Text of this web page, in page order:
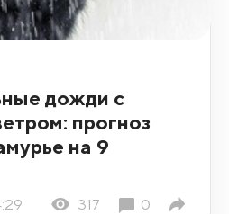
дожди с
прогноз
на 9
317 0